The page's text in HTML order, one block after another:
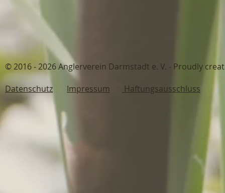
© 2016 - 2026 Anglerverein
Datenschutz
Impressum Haftungsausschluss